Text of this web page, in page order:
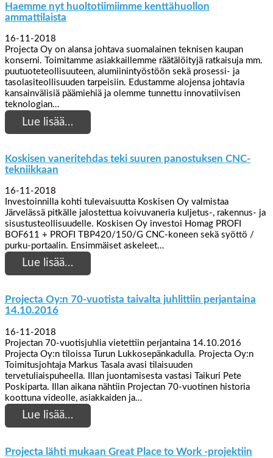
Haemme nyt huoltotiimiimme kenttähuollon
ammattilaista
16-11-2018
Projecta Oy on alansa johtava suomalainen teknisen kaupan
konserni. Toimitamme asiakkaillemme räätälöityjä ratkaisuja mm.
puutuoteteollisuuteen, alumiinintyöstöön sekä prosessi- ja
tasolasiteollisuuden tarpeisiin. Edustamme alojensa johtavia
kansainvälisiä päämiehiä ja olemme tunnettu innovatiivisen
teknologian…
Lue lisää…
Koskisen vaneritehdas teki suuren panostuksen CNC-
tekniikkaan
16-11-2018
Investoinnilla kohti tulevaisuutta Koskisen Oy valmistaa
Järvelässä pitkälle jalostettua koivuvaneria kuljetus-, rakennus- ja
sisustusteollisuudelle. Koskisen Oy investoi Homag PROFI
BOF611 + PROFI TBP420/150/G CNC-koneen sekä syöttö /
purku-portaalin. Ensimmäiset askeleet…
Lue lisää…
Projecta Oy:n 70-vuotista taivalta juhlittiin perjantaina
14.10.2016
16-11-2018
Projectan 70-vuotisjuhlia vietettiin perjantaina 14.10.2016
Projecta Oy:n tiloissa Turun Lukkosepänkadulla. Projecta Oy:n
Toimitusjohtaja Markus Tasala avasi tilaisuuden
tervetuliaispuheella. Illan juontamisesta vastasi Taikuri Pete
Poskiparta. Illan aikana nähtiin Projectan 70-vuotinen historia
koottuna videolle, asiakkaiden ja…
Lue lisää…
Projecta lähti mukaan Great Place to Work -projektiin